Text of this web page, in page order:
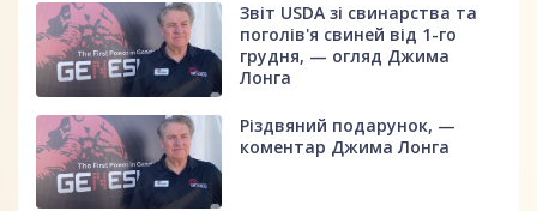
Звіт USDA зі свинарства та
поголів'я свиней від 1-го
грудня, — огляд Джима
Лонга
Різдвяний подарунок, —
коментар Джима Лонга